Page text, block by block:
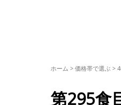
ホーム >価格帯で選ぶ >
第295食